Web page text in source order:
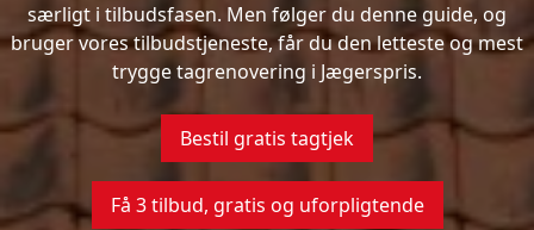
særligt i tilbudsfasen. Men følger du denne guide, og
bruger vores tilbudstjeneste, får du den letteste og mest
trygge tagrenovering i Jægerspris.
Bestil gratis tagtjek
Få 3 tilbud, gratis og uforpligtende